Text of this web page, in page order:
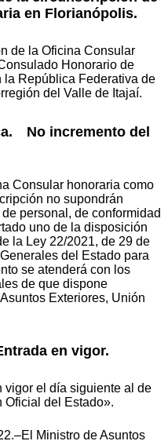
en Florianópolis.
de la Oficina Consular
Honorario de
la República Federativa de
del Valle de Itajaí.
No incremento del
Consular honoraria como
no supondrán
personal, de conformidad
uno de la disposición
la Ley 22/2021, de 29 de
del Estado para
se atenderá con los
de que dispone
Exteriores, Unión
en vigor.
vigor el día siguiente al de
del Estado».
Ministro de Asuntos